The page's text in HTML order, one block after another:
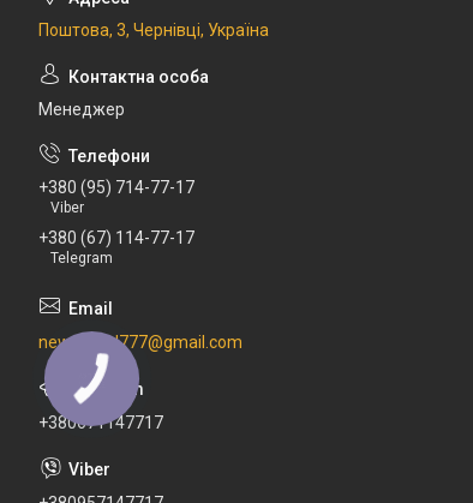
Поштова, 3, Чернівці, Україна
Менеджер
+380 (95) 714-77-17
Viber
+380 (67) 114-77-17
Telegram
newdental777@gmail.com
+380671147717